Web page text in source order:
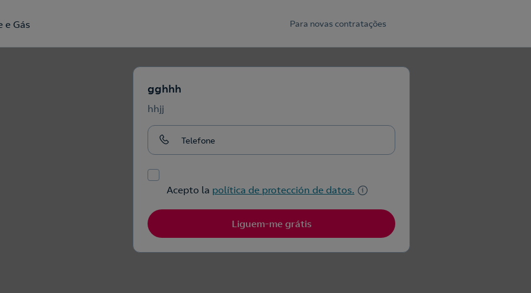
e Gás Para novas contratações
Ou se preferir escreva-nos através do My
gghhh
hhjj
Acepto la política de protección de datos.
Liguem-me grátis